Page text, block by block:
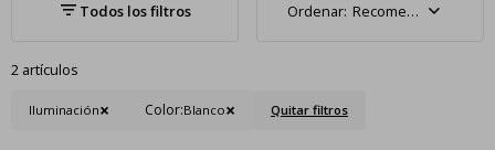
Recomendados
2 artículos
Iluminación Color:Blanco Quitar filtros